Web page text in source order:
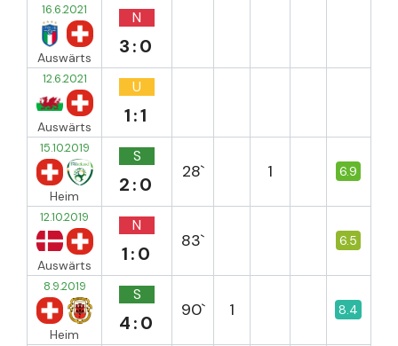
16.6.2021
Auswärts
N
3:0
12.6.2021
Auswärts
U
1:1
15.10.2019
Heim
S
2:0
28` 1 6.9
12.10.2019
Auswärts
N
1:0
83` 6.5
8.9.2019
Heim
S
4:0
90` 1 8.4